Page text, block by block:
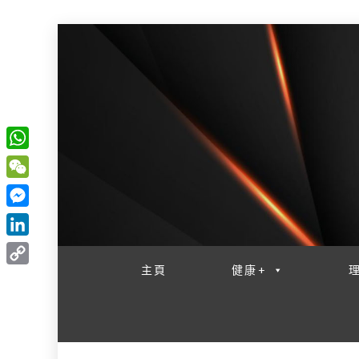
主頁 健康+
W
h
a
t
s
W
e
C
h
M
e
s
L
i